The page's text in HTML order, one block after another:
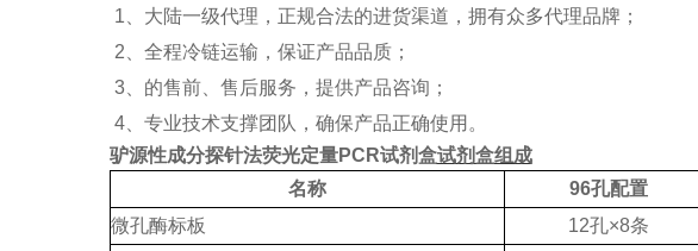
1 、大陆一级代理，正规合法的进货渠道，拥有众多代理品牌；
2 、全程冷链运输，保证产品品质；
3、的售前、售后服务，提供产品咨询；
4、专业技术支撑团队，确保产品正确使用。
驴源性成分探针法荧光定量PCR试剂盒试剂盒组成
名称
96孔配置
微孔酶标板
12孔×8条